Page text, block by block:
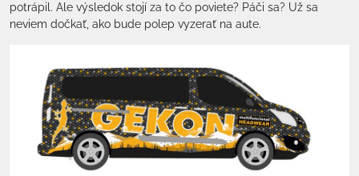
potrápil. Ale výsledok stojí za to čo poviete? Páči sa? Už sa
neviem dočkať, ako bude polep vyzerať na aute.